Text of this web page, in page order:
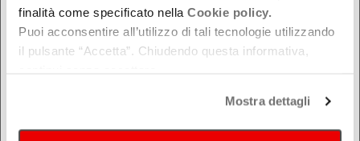
finalità come specificato nella Cookie policy.
Puoi acconsentire all’utilizzo di tali tecnologie utilizzando
il pulsante “Accetta”. Chiudendo questa informativa,
Mostra dettagli
Ferrara